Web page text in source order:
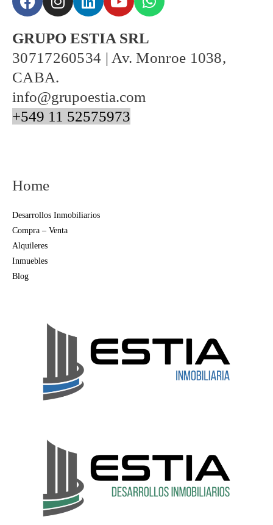
GRUPO ESTIA SRL
30717260534 |Av. Monroe 1038,
CABA.
info@grupoestia.com
+549 11 52575973
Home
Desarrollos Inmobiliarios
Compra – Venta
Alquileres
Inmuebles
Blog